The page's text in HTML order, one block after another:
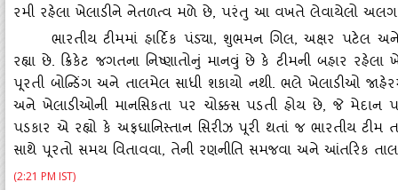
રમી રહેલા ખેલાડીને નેતળત્‍વ મળે છે, પરંતુ આ વખતે લેવાયેલો અલગ
ભારતીય ટીમમાં હાર્દિક પંડ્‍યા, શુભમન ગિલ, અક્ષર પટેલ અને
રહ્યા છે. ક્રિકેટ જગતના નિષ્‍ણાતોનું માનવું છે કે ટીમની બહાર
પૂરતી બોન્‍ડિંગ અને તાલમેલ સાધી શકાયો નથી. ભલે ખેલાડીઓ
અને ખેલાડીઓની માનસિકતા પર ચોક્કસ પડતી હોય છે, જે મેદાન
પડકાર એ રહ્યો કે અફઘાનિસ્‍તાન સિરીઝ પૂરી થતાં જ ભારતીય
સાથે પૂરતો સમય વિતાવવા, તેની રણનીતિ સમજવા અને આંતરિક
(2:21 PM IST)